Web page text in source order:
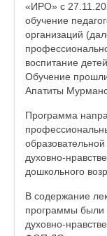
«ИРО» с
обучение
организаций
воспитание
Обучение прошли
Апатиты
Программа
духовно-
дошкольного
В содержание
программы были
духовно-